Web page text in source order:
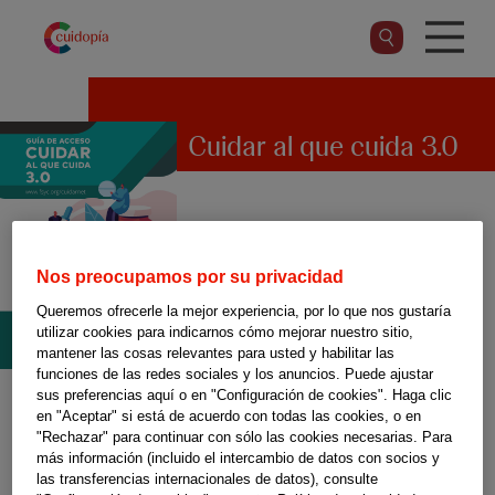
contenido
Cuidar al que cuida 3.0
Comunidad (FSC) ha elaborado
esta guía online dirigida a
personas cuidadoras tanto en
el ámbito familiar como en
centros de día o atención
residencial. Los contenidos
Nos preocupamos por su privacidad
Queremos ofrecerle la mejor experiencia, por lo que nos gustaría
utilizar cookies para indicarnos cómo mejorar nuestro sitio,
mantener las cosas relevantes para usted y habilitar las
funciones de las redes sociales y los anuncios. Puede ajustar
sus preferencias aquí o en "Configuración de cookies". Haga clic
en "Aceptar" si está de acuerdo con todas las cookies, o en
"Rechazar" para continuar con sólo las cookies necesarias. Para
más información (incluido el intercambio de datos con socios y
las transferencias internacionales de datos), consulte